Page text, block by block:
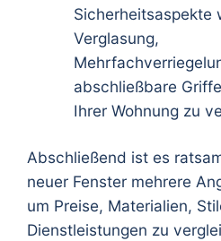
Sicherheitsaspekte
Verglasung,
abschließbare
Ihrer Wohnung zu
Abschließend ist es
neuer Fenster mehrere
um Preise, Materialien,
Dienstleistungen zu